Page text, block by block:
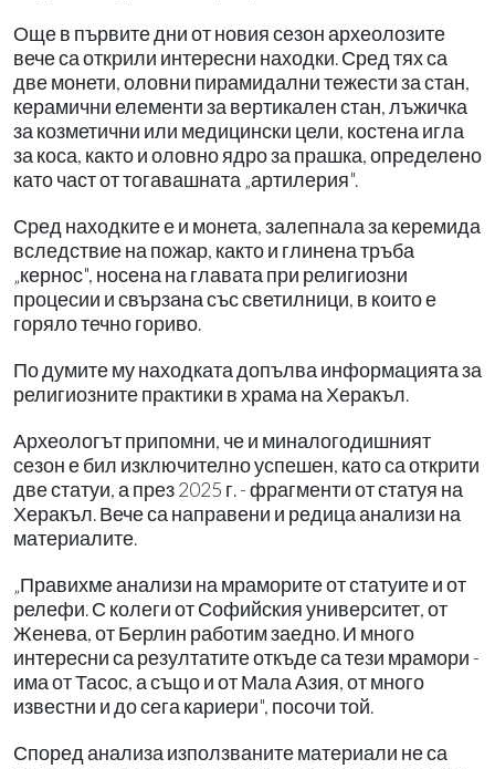
Още в първите дни от новия сезон археолозите
вече са открили интересни находки. Сред тях са
две монети, оловни пирамидални тежести за стан,
керамични елементи за вертикален стан, лъжичка
за козметични или медицински цели, костена игла
за коса, както и оловно ядро за прашка, определено
като част от тогавашната „артилерия".
Сред находките е и монета, залепнала за керемида
вследствие на пожар, както и глинена тръба
„кернос", носена на главата при религиозни
процесии и свързана със светилници, в които е
горяло течно гориво.
По думите му находката допълва информацията за
религиозните практики в храма на Херакъл.
Археологът припомни, че и миналогодишният
сезон е бил изключително успешен, като са открити
две статуи, а през 2025 г. - фрагменти от статуя на
Херакъл. Вече са направени и редица анализи на
материалите.
„Правихме анализи на мраморите от статуите и от
релефи. С колеги от Софийския университет, от
Женева, от Берлин работим заедно. И много
интересни са резултатите откъде са тези мрамори -
има от Тасос, а също и от Мала Азия, от много
известни и до сега кариери", посочи той.
Според анализа използваните материали не са